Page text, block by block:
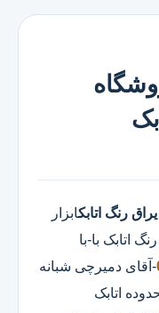
رنگ اتابکابزار
اتابک با-با
-آقای دمیرچی شبانه
اتابک